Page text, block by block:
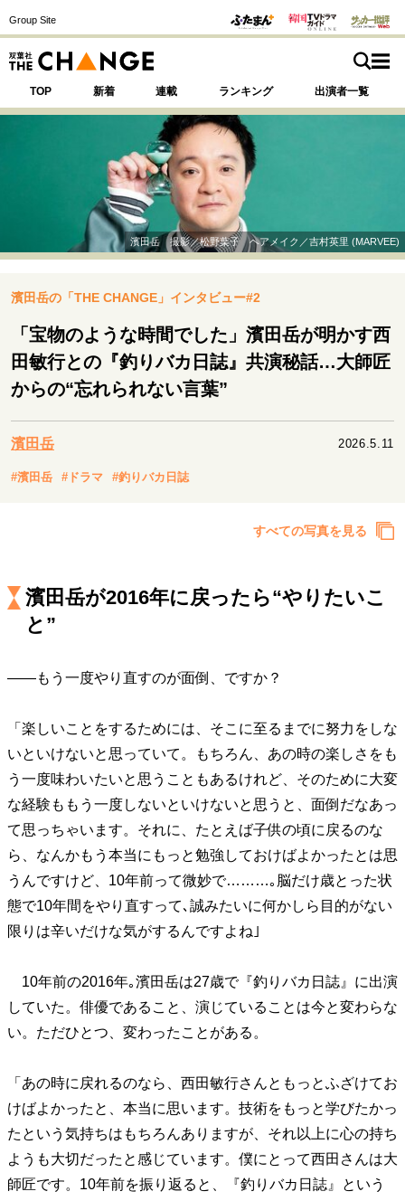
Group Site
TOP 新着 連載 ランキング 出演者一覧
注目の記事テーマで探す
運命を変えた出会い 決断の裏側
表現者の葛藤
人生が動いた日 10代の挫折と原点
セカンドキャリアの描き方
夢を掴む選択
リーダーの流儀 変革の原動力
トップが描く未来
マインドセット
忘れられない言葉
10代・20代の土台
ライフスタイル・生き方
40代からの景色 50代のリアル
美しさの哲学
パートナーとの歩み方
親になるということ
病が教えてくれたこと
移住という選択
一生モノの愛用品
私を彩るエッセンス
60代のネクストステージ
70代のグランドデザイン
社会・カルチャー・マネー
地域とつながる/お金との付き合い方
濱田岳 撮影／松野葉子 ヘアメイク／吉村英里 (MARVEE)
濱田岳の「THE CHANGE」インタビュー#2
「宝物のような時間でした」濱田岳が明かす西
田敏行との『釣りバカ日誌』共演秘話…大師匠
からの“忘れられない言葉”
濱田岳 2026.5.11
#濱田岳 #ドラマ #釣りバカ日誌
すべての写真を見る
濱田岳が2016年に戻ったら“やりたいこ
と”
――もう一度やり直すのが面倒、ですか？
「楽しいことをするためには、そこに至るまでに努力をしな
いといけないと思っていて。もちろん、あの時の楽しさをも
う一度味わいたいと思うこともあるけれど、そのために大変
な経験ももう一度しないといけないと思うと、面倒だなあっ
て思っちゃいます。それに、たとえば子供の頃に戻るのな
ら、なんかもう本当にもっと勉強しておけばよかったとは思
うんですけど、10年前って微妙で………｡脳だけ歳とった状
態で10年間をやり直すって､誠みたいに何かしら目的がない
限りは辛いだけな気がするんですよね｣
10年前の2016年｡濱田岳は27歳で『釣りバカ日誌』に出演
していた。俳優であること、演じていることは今と変わらな
い。ただひとつ、変わったことがある。
「あの時に戻れるのなら、西田敏行さんともっとふざけてお
けばよかったと、本当に思います。技術をもっと学びたかっ
たという気持ちはもちろんありますが、それ以上に心の持ち
ようも大切だったと感じています。僕にとって西田さんは大
師匠です。10年前を振り返ると、『釣りバカ日誌』という